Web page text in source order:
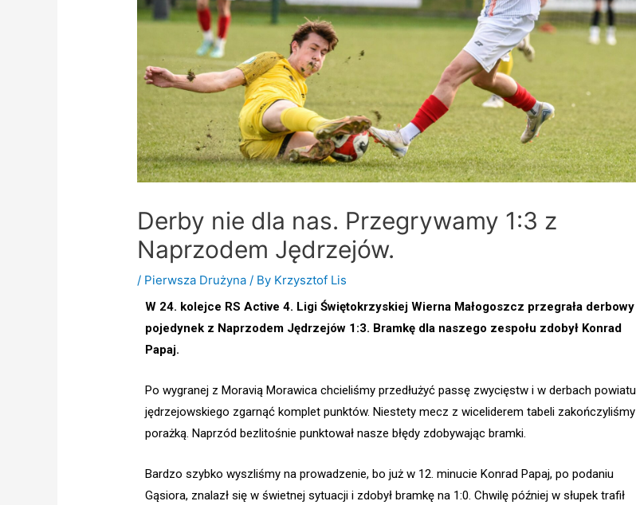
Derby nie dla nas. Przegrywamy 1:3 z
Naprzodem Jędrzejów.
/ Pierwsza Drużyna / By Krzysztof Lis
W 24. kolejce RS Active 4. Ligi Świętokrzyskiej Wierna Małogoszcz przegrała derbowy
pojedynek z Naprzodem Jędrzejów 1:3. Bramkę dla naszego zespołu zdobył Konrad
Papaj.
Po wygranej z Moravią Morawica chcieliśmy przedłużyć passę zwycięstw i w derbach powiatu
jędrzejowskiego zgarnąć komplet punktów. Niestety mecz z wiceliderem tabeli zakończyliśmy
porażką. Naprzód bezlitośnie punktował nasze błędy zdobywając bramki.
Bardzo szybko wyszliśmy na prowadzenie, bo już w 12. minucie Konrad Papaj, po podaniu
Gąsiora, znalazł się w świetnej sytuacji i zdobył bramkę na 1:0. Chwilę później w słupek trafił